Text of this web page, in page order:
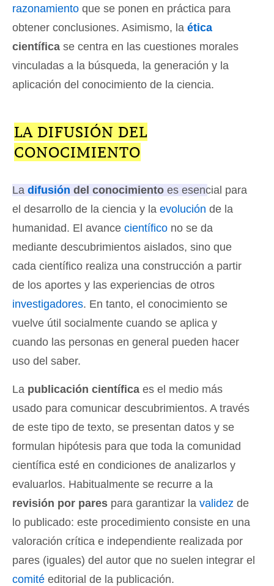
razonamiento que se ponen en práctica para
obtener conclusiones. Asimismo, la ética
científica se centra en las cuestiones morales
vinculadas a la búsqueda, la generación y la
aplicación del conocimiento de la ciencia.
LA DIFUSIÓN DEL
CONOCIMIENTO
La difusión del conocimiento es esencial para
el desarrollo de la ciencia y la evolución de la
humanidad. El avance científico no se da
mediante descubrimientos aislados, sino que
cada científico realiza una construcción a partir
de los aportes y las experiencias de otros
investigadores. En tanto, el conocimiento se
vuelve útil socialmente cuando se aplica y
cuando las personas en general pueden hacer
uso del saber.
La publicación científica es el medio más
usado para comunicar descubrimientos. A través
de este tipo de texto, se presentan datos y se
formulan hipótesis para que toda la comunidad
científica esté en condiciones de analizarlos y
evaluarlos. Habitualmente se recurre a la
revisión por pares para garantizar la validez de
lo publicado: este procedimiento consiste en una
valoración crítica e independiente realizada por
pares (iguales) del autor que no suelen integrar el
comité editorial de la publicación.